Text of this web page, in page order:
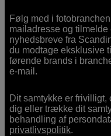
Følg med i
mailadresse og tilmelde
nyhedsbreve fra
du modtage eksklusive
førende brands i
e-mail.
Dit samtykke er
dig eller trække dit
behandling af
privatlivspolitik.